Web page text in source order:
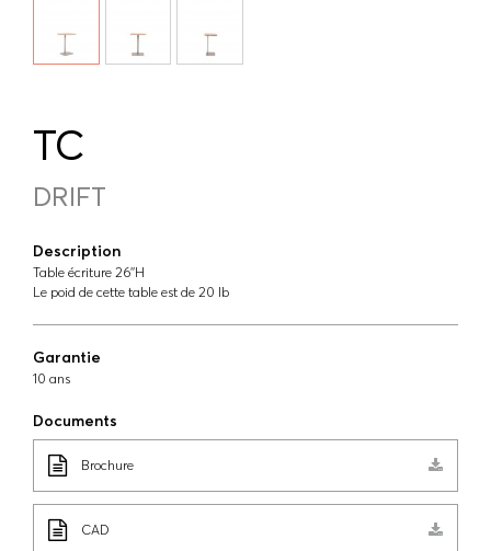
TC
DRIFT
Description
Table écriture 26''H
Le poid de cette table est de 20 lb
Garantie
10 ans
Documents
Brochure
CAD